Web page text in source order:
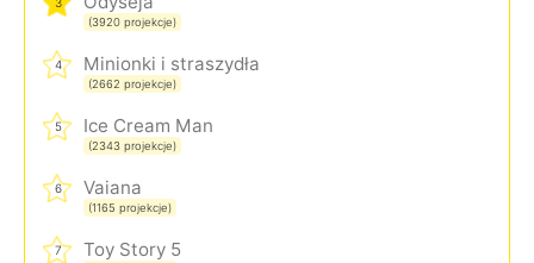
(3920 projekcje)
4 Minionki i straszydła
(2662 projekcje)
5 Ice Cream Man
(2343 projekcje)
6 Vaiana
(1165 projekcje)
7 Toy Story 5